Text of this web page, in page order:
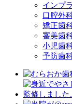
インプ
口腔外
矯正歯
審美歯
小児歯
予防歯